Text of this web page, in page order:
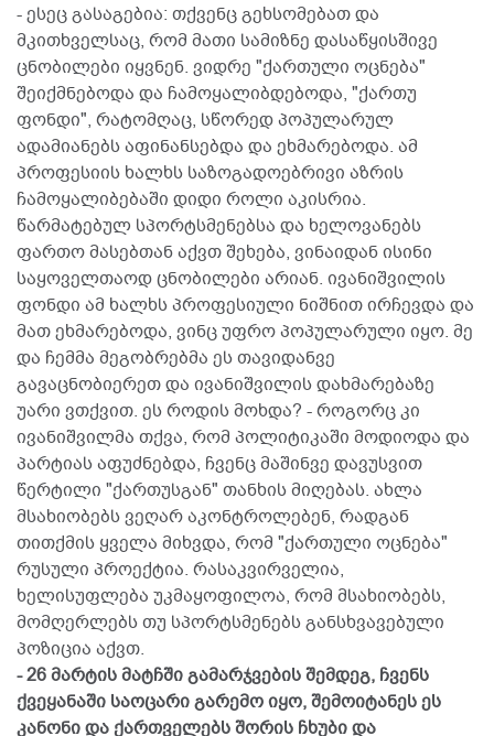
- ესეც გასაგებია: თქვენც გეხსომებათ და
მკითხველსაც, რომ მათი სამიზნე დასაწყისშივე
ცნობილები იყვნენ. ვიდრე "ქართული ოცნება"
შეიქმნებოდა და ჩამოყალიბდებოდა, "ქართუ
ფონდი", რატომღაც, სწორედ პოპულარულ
ადამიანებს აფინანსებდა და ეხმარებოდა. ამ
პროფესიის ხალხს საზოგადოებრივი აზრის
ჩამოყალიბებაში დიდი როლი აკისრია.
წარმატებულ სპორტსმენებსა და ხელოვანებს
ფართო მასებთან აქვთ შეხება, ვინაიდან ისინი
საყოველთაოდ ცნობილები არიან. ივანიშვილის
ფონდი ამ ხალხს პროფესიული ნიშნით ირჩევდა და
მათ ეხმარებოდა, ვინც უფრო პოპულარული იყო. მე
და ჩემმა მეგობრებმა ეს თავიდანვე
გავაცნობიერეთ და ივანიშვილის დახმარებაზე
უარი ვთქვით. ეს როდის მოხდა? - როგორც კი
ივანიშვილმა თქვა, რომ პოლიტიკაში მოდიოდა და
პარტიას აფუძნებდა, ჩვენც მაშინვე დავუსვით
წერტილი "ქართუსგან" თანხის მიღებას. ახლა
მსახიობებს ვეღარ აკონტროლებენ, რადგან
თითქმის ყველა მიხვდა, რომ "ქართული ოცნება"
რუსული პროექტია. რასაკვირველია,
ხელისუფლება უკმაყოფილოა, რომ მსახიობებს,
მომღერლებს თუ სპორტსმენებს განსხვავებული
პოზიცია აქვთ.
- 26 მარტის მატჩში გამარჯვების შემდეგ, ჩვენს
ქვეყანაში საოცარი გარემო იყო, შემოიტანეს ეს
კანონი და ქართველებს შორის ჩხუბი და